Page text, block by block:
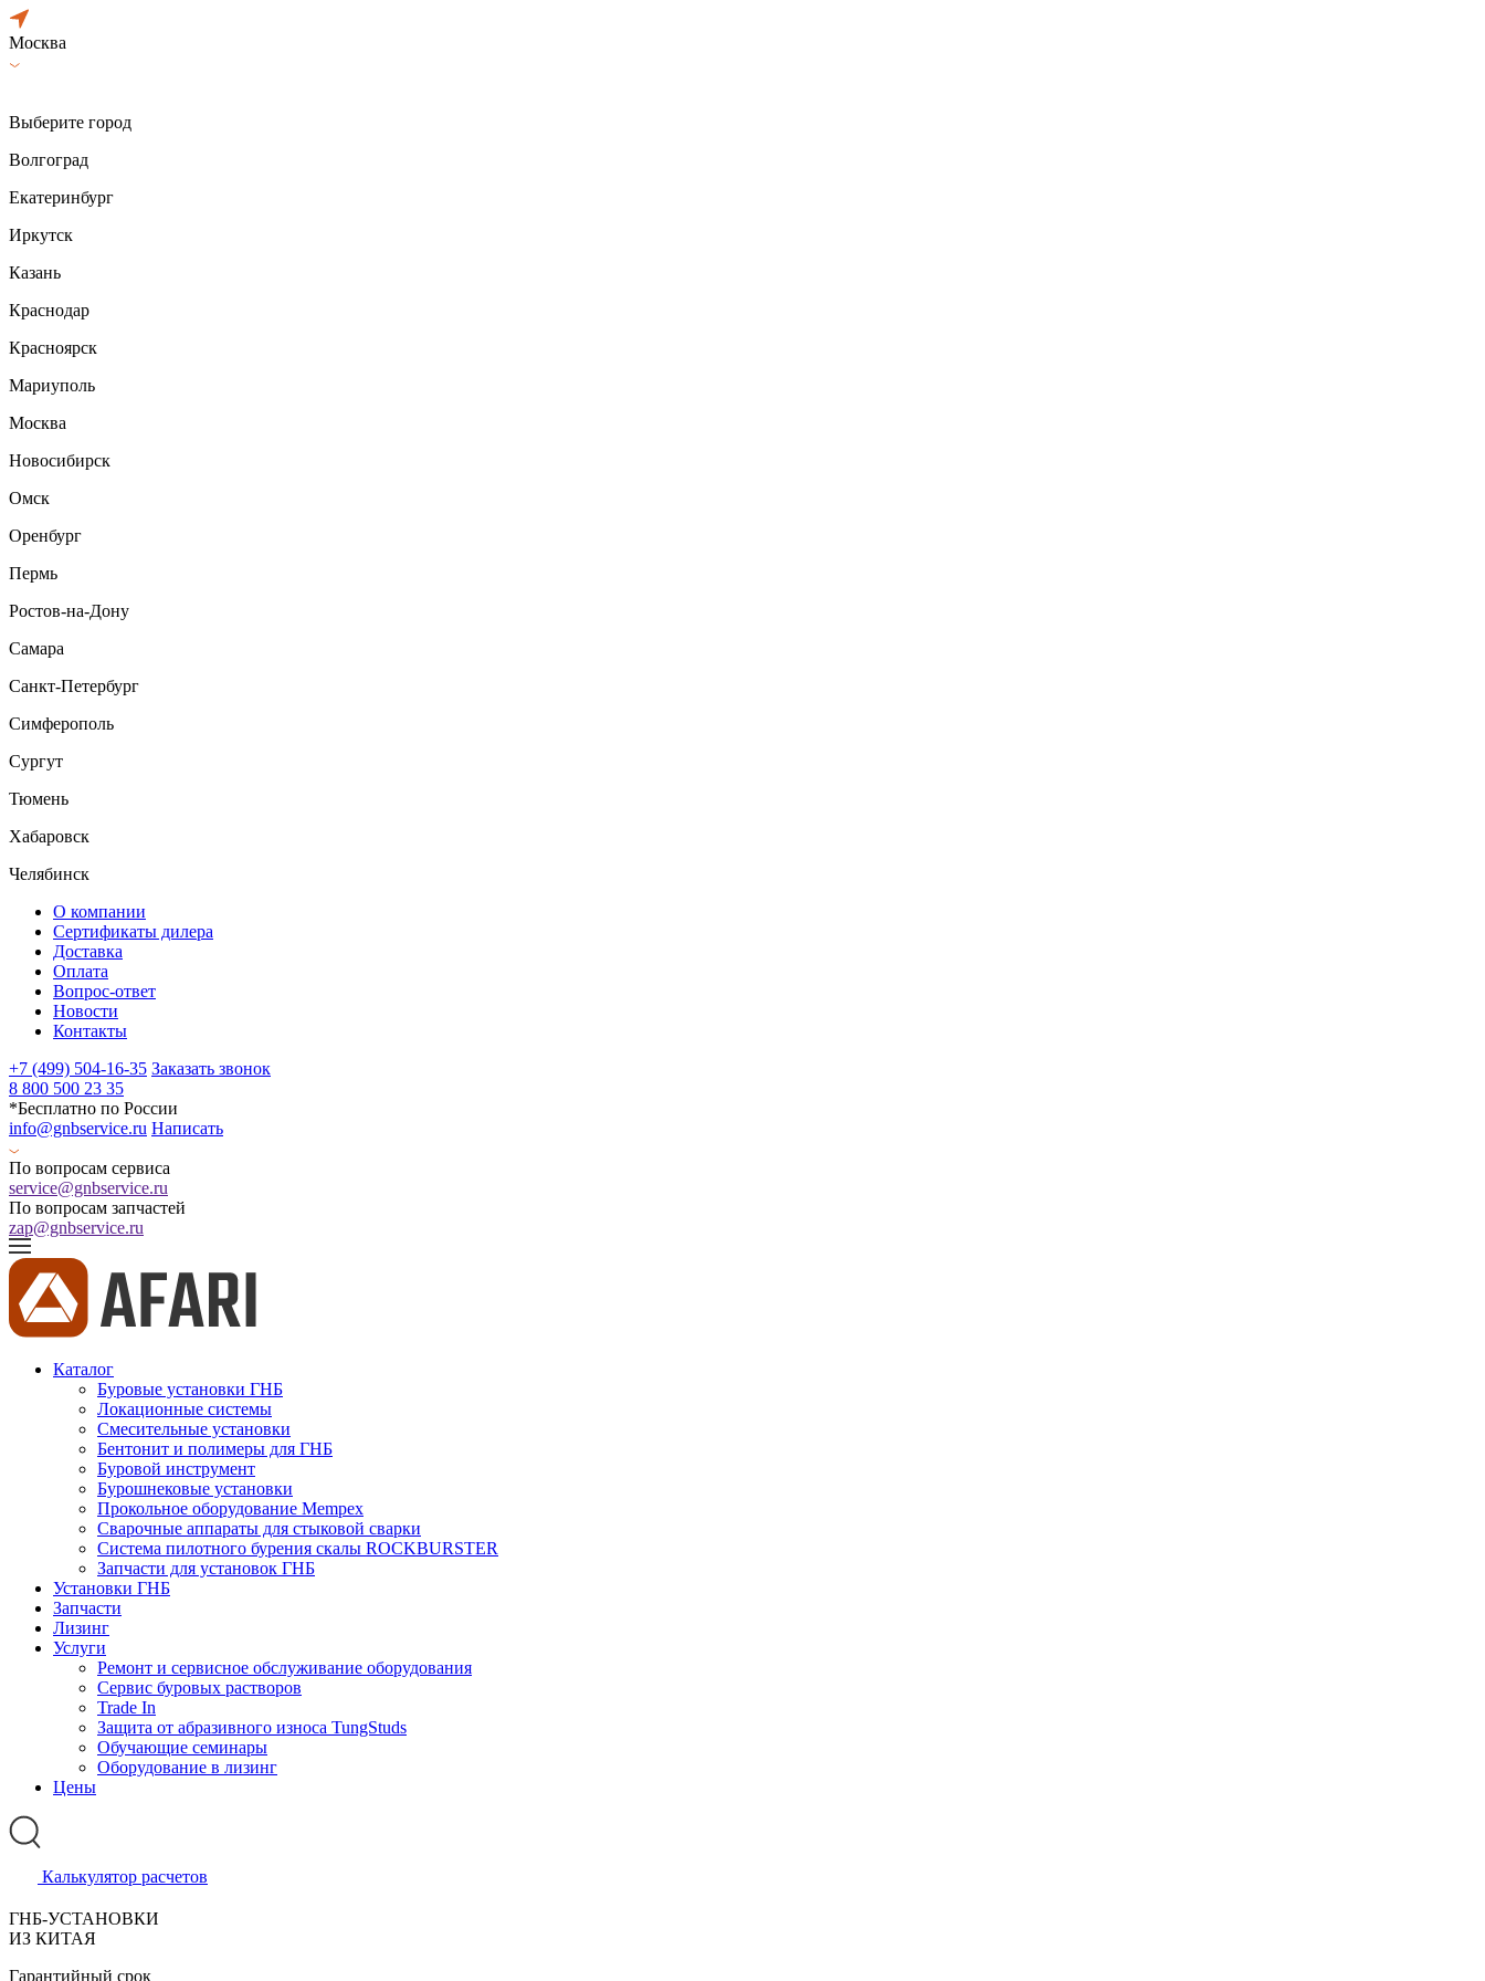
Москва
Выберите город
Волгоград
Екатеринбург
Иркутск
Казань
Краснодар
Красноярск
Мариуполь
Москва
Новосибирск
Омск
Оренбург
Пермь
Ростов-на-Дону
Самара
Санкт-Петербург
Симферополь
Сургут
Тюмень
Хабаровск
Челябинск
О компании
Сертификаты дилера
Доставка
Оплата
Вопрос-ответ
Новости
Контакты
+7 (499) 504-16-35 Заказать звонок
8 800 500 23 35
*Бесплатно по России
info@gnbservice.ru Написать
По вопросам сервиса
service@gnbservice.ru
По вопросам запчастей
zap@gnbservice.ru
Каталог
Буровые установки ГНБ
Локационные системы
Смесительные установки
Бентонит и полимеры для ГНБ
Буровой инструмент
Бурошнековые установки
Прокольное оборудование Mempex
Сварочные аппараты для стыковой сварки
Система пилотного бурения скалы ROCKBURSTER
Запчасти для установок ГНБ
Установки ГНБ
Запчасти
Лизинг
Услуги
Ремонт и сервисное обслуживание оборудования
Сервис буровых растворов
Trade In
Защита от абразивного износа TungStuds
Обучающие семинары
Оборудование в лизинг
Цены
Калькулятор расчетов
ГНБ-УСТАНОВКИ
ИЗ КИТАЯ
Гарантийный срок